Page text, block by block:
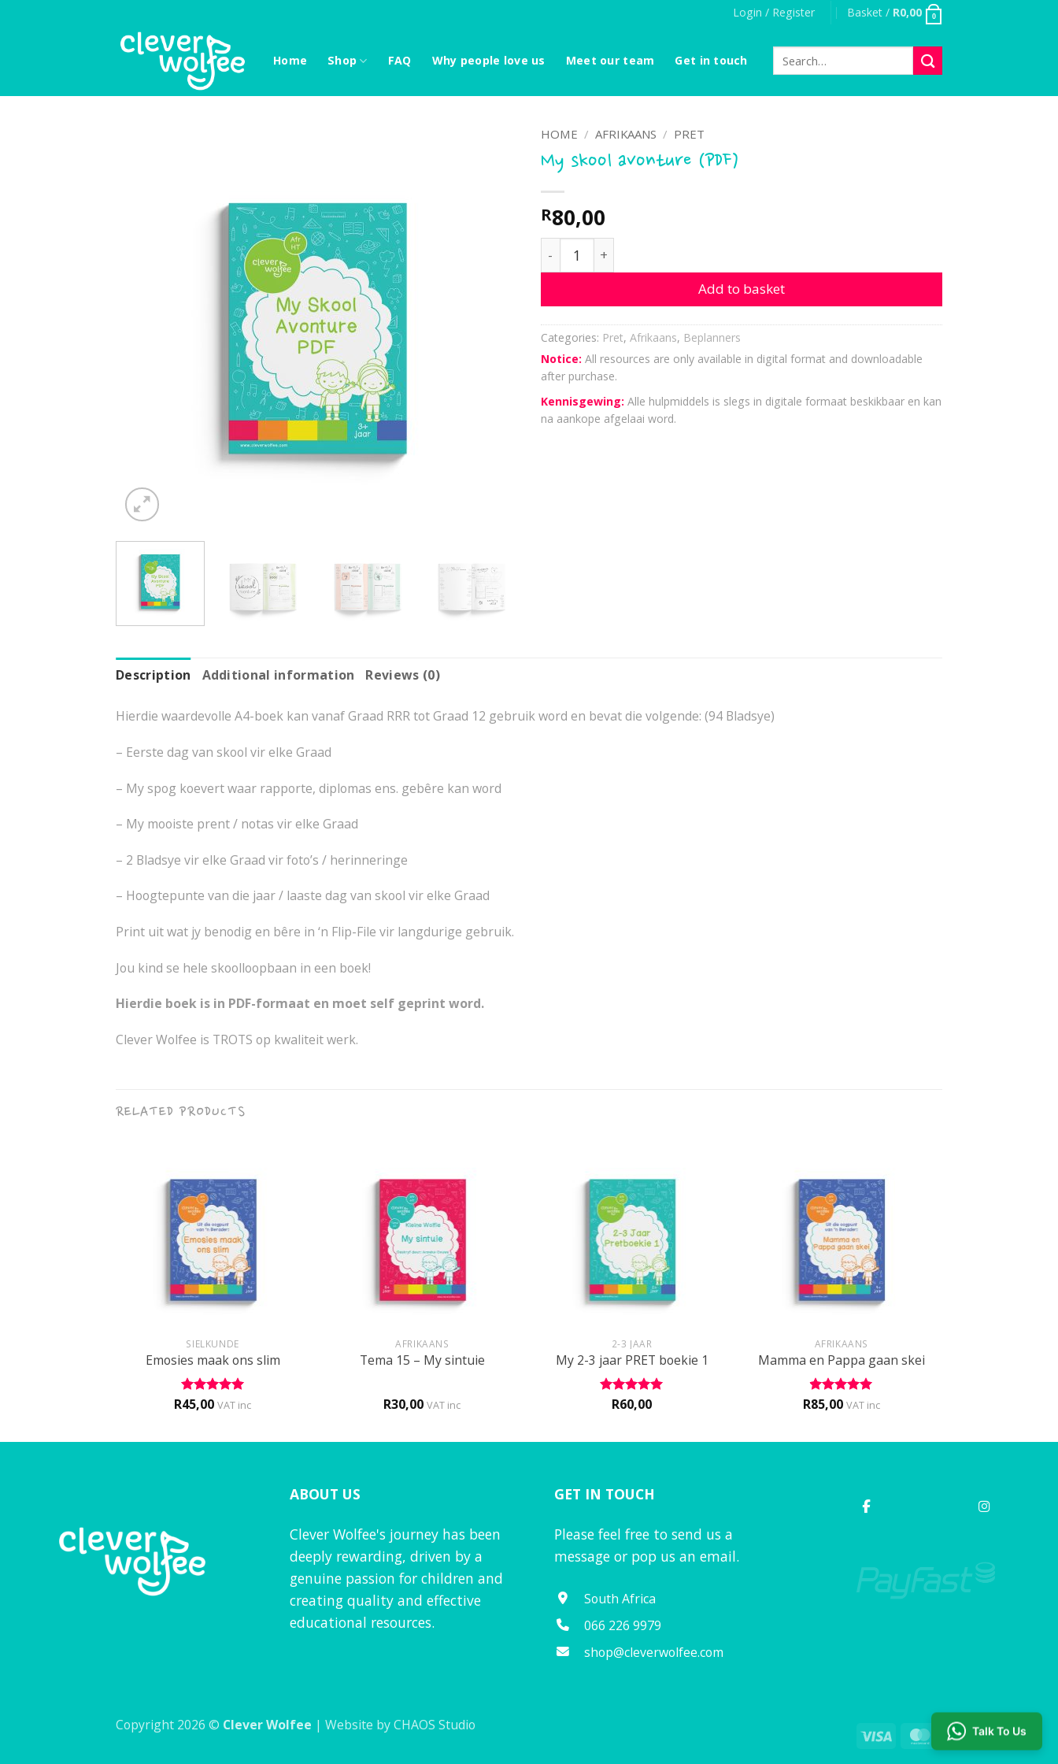
Login / Register Basket / R0,00 0
Home Shop FAQ Why people love us Meet our team Get in touch
for:
HOME / AFRIKAANS / PRET
My skool avonture (PDF)
R80,00
My skool avonture (PDF) quantity
Add to basket
Categories: Pret, Afrikaans, Beplanners
Notice: All resources are only available in digital format and downloadable
after purchase.
Kennisgewing: Alle hulpmiddels is slegs in digitale formaat beskikbaar en kan
na aankope afgelaai word.
Description Additional information Reviews (0)
Hierdie waardevolle A4-boek kan vanaf Graad RRR tot Graad 12 gebruik word en bevat die volgende: (94 Bladsye)
– Eerste dag van skool vir elke Graad
– My spog koevert waar rapporte, diplomas ens. gebêre kan word
– My mooiste prent / notas vir elke Graad
– 2 Bladsye vir elke Graad vir foto’s / herinneringe
– Hoogtepunte van die jaar / laaste dag van skool vir elke Graad
Print uit wat jy benodig en bêre in ‘n Flip-File vir langdurige gebruik.
Jou kind se hele skoolloopbaan in een boek!
Hierdie boek is in PDF-formaat en moet self geprint word.
Clever Wolfee is TROTS op kwaliteit werk.
RELATED PRODUCTS
SIELKUNDE
Emosies maak ons slim
Rated 5
R45,00 VAT inc
AFRIKAANS
Tema 15 – My sintuie
R30,00 VAT inc
2-3 JAAR
My 2-3 jaar PRET boekie 1
Rated 5
R60,00
AFRIKAANS
Mamma en Pappa gaan skei
Rated 5
R85,00 VAT inc
ABOUT US
Clever Wolfee's journey has been
deeply rewarding, driven by a
genuine passion for children and
creating quality and effective
educational resources.
GET IN TOUCH
Please feel free to send us a
message or pop us an email.
South Africa
066 226 9979
shop@cleverwolfee.com
Visa MasterCard
Copyright 2026 © Clever Wolfee | Website by CHAOS Studio Talk To Us